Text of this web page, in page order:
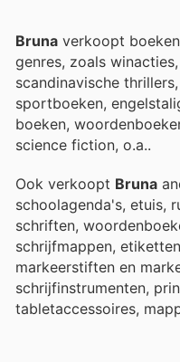
Bruna verkoopt
genres, zoals
scandinavische
sportboeken,
boeken,
science fiction, o.a..
Ook verkoopt Bruna
schoolagenda's, etuis,
schriften,
schrijfmappen,
markeerstiften en
schrijfinstrumenten,
tabletaccessoires,